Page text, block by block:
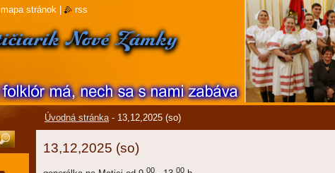
Úvodná stránka - 13,12,2025 (so)
13,12,2025 (so)
00 00
mapa stránok rss